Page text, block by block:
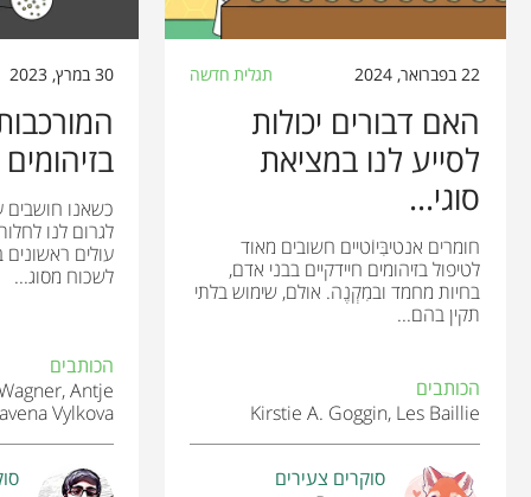
22 בפברואר, 2024 תגלית חדשה
האם דבורים יכולות
לסייע לנו במציאת
סוגי...
חומרים אנטיבִּיוֹטיים חשובים מאוד
לטיפול בזיהומים חיידקיים בבני אדם,
בחיות מחמד ובמִקְנֶה. אולם, שימוש בלתי
תקין בהם...
הכותבים
Kirstie A. Goggin, Les Baillie
סוקרים צעירים
30 במרץ, 2023
כשאנו חושבים
לגרום לנו
עולים ראשונים
לשכוח מסוג...
הכותבים
Antje
Vylkova